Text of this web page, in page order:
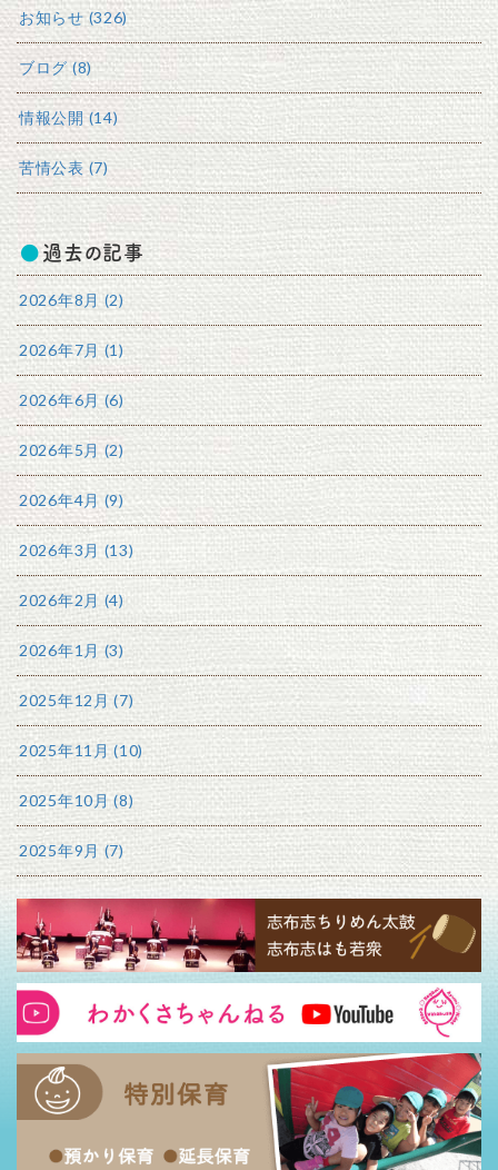
お知らせ (326)
ブログ (8)
情報公開 (14)
苦情公表 (7)
過去の記事
2026年8月 (2)
2026年7月 (1)
2026年6月 (6)
2026年5月 (2)
2026年4月 (9)
2026年3月 (13)
2026年2月 (4)
2026年1月 (3)
2025年12月 (7)
2025年11月 (10)
2025年10月 (8)
2025年9月 (7)